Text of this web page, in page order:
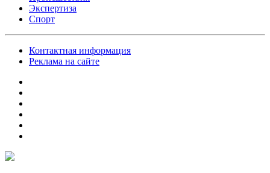
Экспертиза
Спорт
Контактная информация
Реклама на сайте